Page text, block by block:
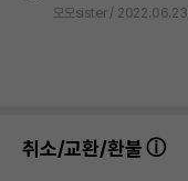
모모sister 2022.06.23
취소/교환/환불